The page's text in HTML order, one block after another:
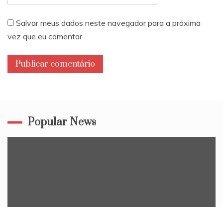
Salvar meus dados neste navegador para a próxima
vez que eu comentar.
Popular News